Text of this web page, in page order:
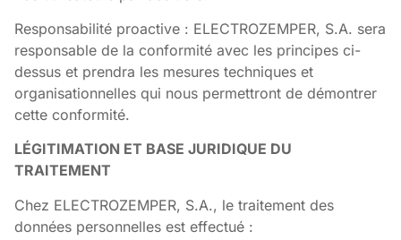
Responsabilité proactive : ELECTROZEMPER, S.A. sera
responsable de la conformité avec les principes ci-
dessus et prendra les mesures techniques et
organisationnelles qui nous permettront de démontrer
cette conformité.
LÉGITIMATION ET BASE JURIDIQUE DU
TRAITEMENT
Chez ELECTROZEMPER, S.A., le traitement des
données personnelles est effectué :